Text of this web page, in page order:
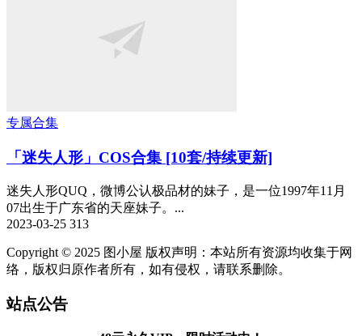
专属合集
「迷失人形」COS合集 [10套/持续更新]
迷失人形QUQ，微博公认极品材的妹子，是一位1997年11月
07出生于广东省的天座妹子。...
2023-03-25 313
Copyright © 2025 图小屋 版权声明：本站所有资源均收集于网
络，版权归原作者所有，如有侵权，请联系删除。
站点公告